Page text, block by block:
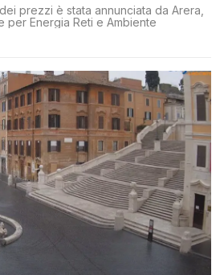
prezzi è stata annunciata da Arera,
per Energia Reti e Ambiente